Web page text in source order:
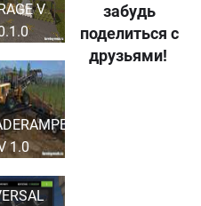
V
1.0
забудь
поделиться с
друзьями!